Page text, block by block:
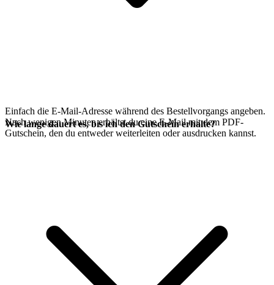
Einfach die E-Mail-Adresse während des Bestellvorgangs angeben.
Nach wenigen Minuten erhältst du eine E-Mail mit dem PDF-
Gutschein, den du entweder weiterleiten oder ausdrucken kannst.
Wie lange dauert es, bis ich den Gutschein erhalte?